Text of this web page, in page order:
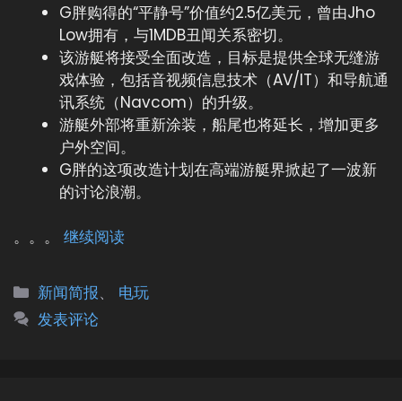
G胖购得的“平静号”价值约2.5亿美元，曾由Jho
Low拥有，与1MDB丑闻关系密切。
该游艇将接受全面改造，目标是提供全球无缝游
戏体验，包括音视频信息技术（AV/IT）和导航通
讯系统（Navcom）的升级。
游艇外部将重新涂装，船尾也将延长，增加更多
户外空间。
G胖的这项改造计划在高端游艇界掀起了一波新
的讨论浪潮。
。。。 继续阅读
分
类
新闻简报、 电玩
发表评论